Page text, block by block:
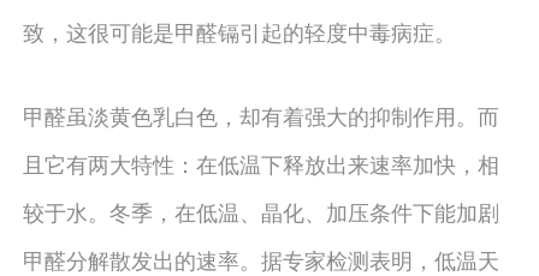
致，这很可能是甲醛镉引起的轻度中毒病症。
甲醛虽淡黄色乳白色，却有着强大的抑制作用。而
且它有两大特性：在低温下释放出来速率加快，相
较于水。冬季，在低温、晶化、加压条件下能加剧
甲醛分解散发出的速率。据专家检测表明，低温天